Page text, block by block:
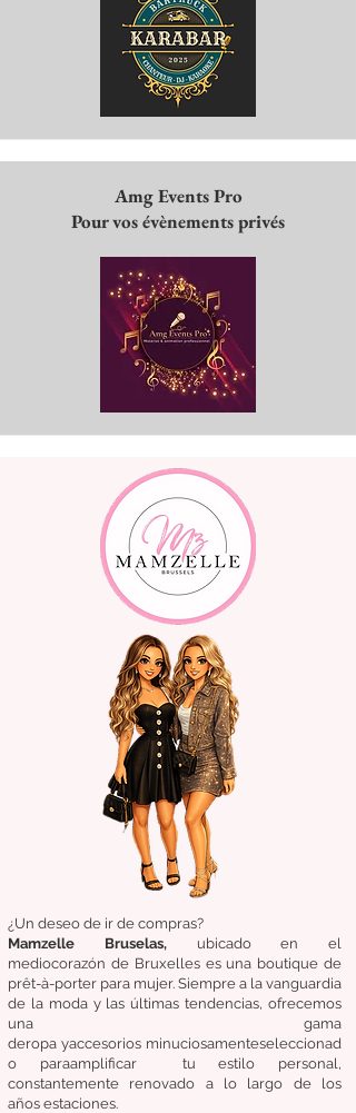
Amg Events Pro
Pour vos évènements privés
¿Un deseo de ir de compras?
Mamzelle Bruselas, ubicado en el
mediocorazón de Bruxelles es una boutique de
prêt-à-porter para mujer. Siempre a la vanguardia
de la moda y las últimas tendencias, ofrecemos
una gama
deropa yaccesorios minuciosamenteseleccionad
o paraamplificartu estilo personal,
constantemente renovado a lo largo de los
años estaciones.